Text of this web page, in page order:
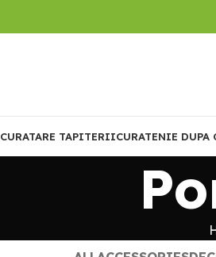
CURATARE TAPITERIICURATENIE DUPA